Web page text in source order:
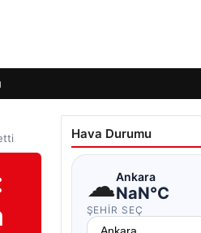
Hava Durumu
☁Ankara
NaN°C
ŞEHIR SEÇ